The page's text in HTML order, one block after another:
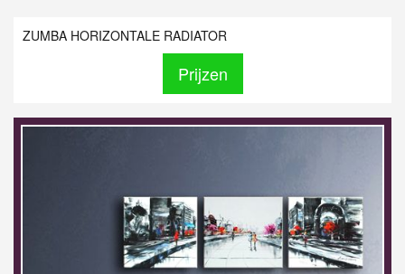
ZUMBA HORIZONTALE RADIATOR
Prijzen